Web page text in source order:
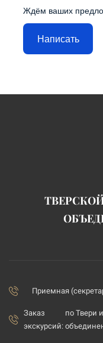
Ждём ваших
Написать
Приемная
Заказ
экскурсий:
по Твери